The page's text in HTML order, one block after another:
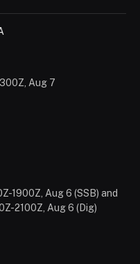
Aug 7
1900Z, Aug 6 (SSB) and
2100Z, Aug 6 (Dig)